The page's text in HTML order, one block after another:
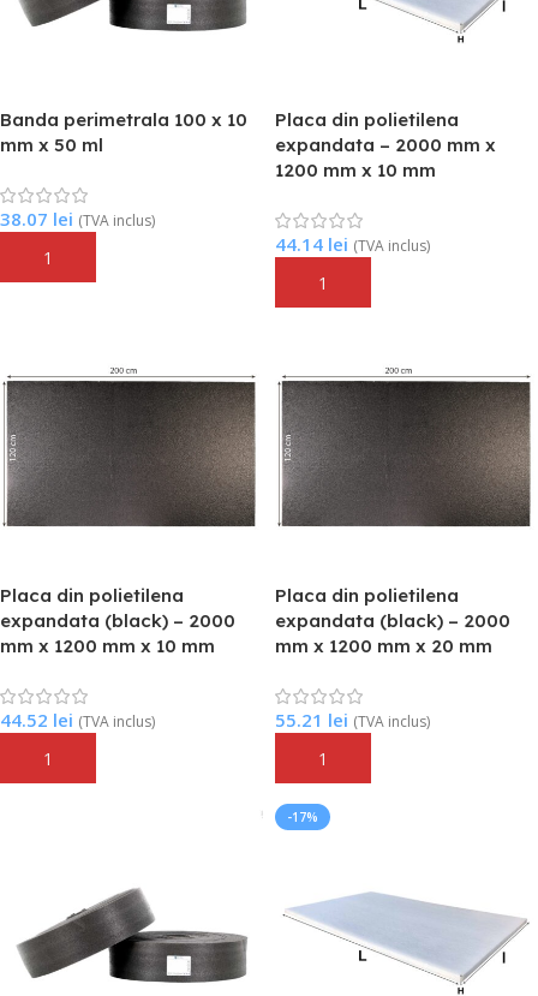
Banda perimetrala 100 x 10
mm x 50 ml
38.07 lei (TVA inclus)
Adaugă În Coș
Placa din polietilena
expandata – 2000 mm x
1200 mm x 10 mm
44.14 lei (TVA inclus)
Adaugă În Coș
Placa din polietilena
expandata (black) – 2000
mm x 1200 mm x 10 mm
44.52 lei (TVA inclus)
Adaugă În Coș
Placa din polietilena
expandata (black) – 2000
mm x 1200 mm x 20 mm
55.21 lei (TVA inclus)
Adaugă În Coș
-17%